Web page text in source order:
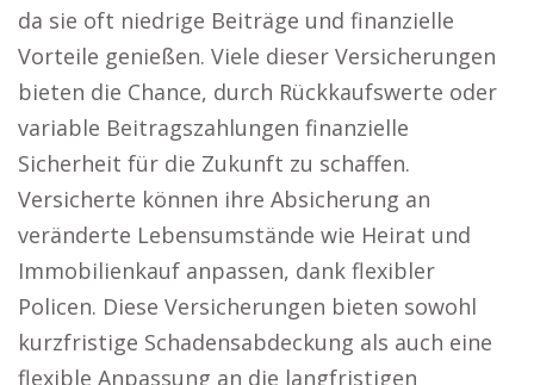
da sie oft niedrige Beiträge und finanzielle
Vorteile genießen. Viele dieser Versicherungen
bieten die Chance, durch Rückkaufswerte oder
variable Beitragszahlungen finanzielle
Sicherheit für die Zukunft zu schaffen.
Versicherte können ihre Absicherung an
veränderte Lebensumstände wie Heirat und
Immobilienkauf anpassen, dank flexibler
Policen. Diese Versicherungen bieten sowohl
kurzfristige Schadensabdeckung als auch eine
flexible Anpassung an die langfristigen